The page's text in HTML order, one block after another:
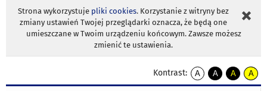
Strona wykorzystuje pliki cookies. Korzystanie z witryny bez
zmiany ustawień Twojej przeglądarki oznacza, że będą one
umieszczane w Twoim urządzeniu końcowym. Zawsze możesz
zmienić te ustawienia.
Kontrast:
A
kontrast
A
kontrast
A
kontrast
A